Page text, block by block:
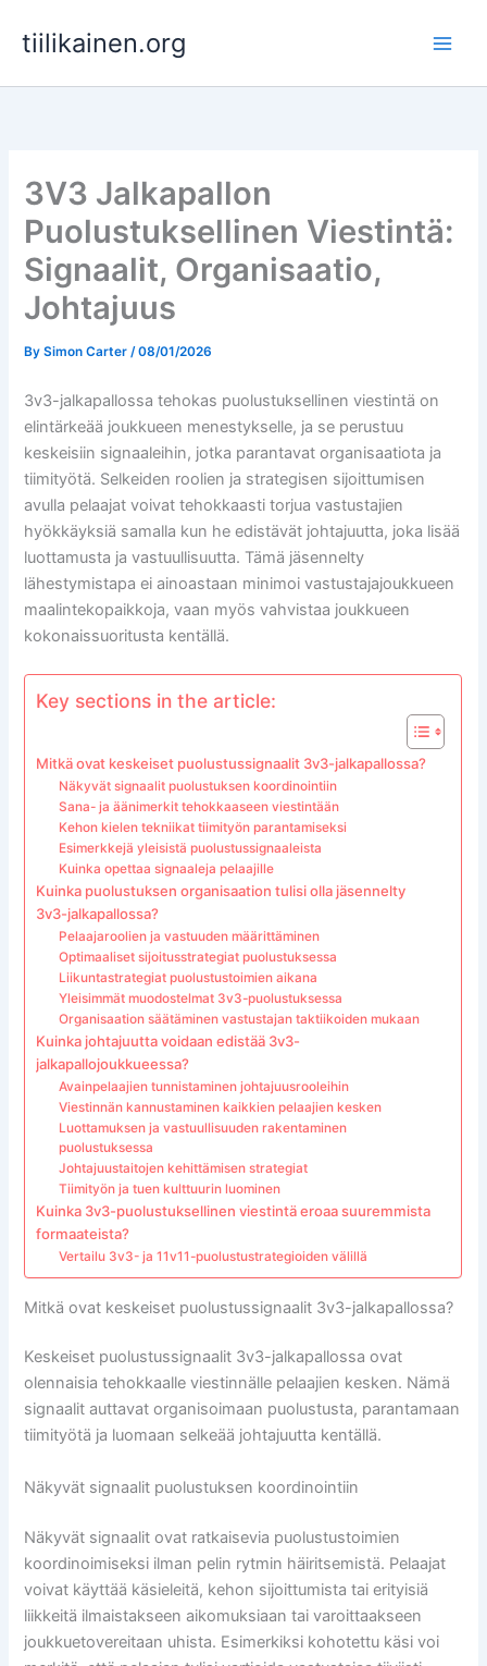
tiilikainen.org
3V3 Jalkapallon
Puolustuksellinen Viestintä:
Signaalit, Organisaatio,
Johtajuus
BySimon Carter/08/01/2026
3v3-jalkapallossa tehokas puolustuksellinen viestintä on
elintärkeää joukkueen menestykselle, ja se perustuu
keskeisiin signaaleihin, jotka parantavat organisaatiota ja
tiimityötä. Selkeiden roolien ja strategisen sijoittumisen
avulla pelaajat voivat tehokkaasti torjua vastustajien
hyökkäyksiä samalla kun he edistävät johtajuutta, joka lisää
luottamusta ja vastuullisuutta. Tämä jäsennelty
lähestymistapa ei ainoastaan minimoi vastustajajoukkueen
maalintekopaikkoja, vaan myös vahvistaa joukkueen
kokonaissuoritusta kentällä.
Key sections in the article:
Mitkä ovat keskeiset puolustussignaalit 3v3-jalkapallossa?
Näkyvät signaalit puolustuksen koordinointiin
Sana- ja äänimerkit tehokkaaseen viestintään
Kehon kielen tekniikat tiimityön parantamiseksi
Esimerkkejä yleisistä puolustussignaaleista
Kuinka opettaa signaaleja pelaajille
Kuinka puolustuksen organisaation tulisi olla jäsennelty
3v3-jalkapallossa?
Pelaajaroolien ja vastuuden määrittäminen
Optimaaliset sijoitusstrategiat puolustuksessa
Liikuntastrategiat puolustustoimien aikana
Yleisimmät muodostelmat 3v3-puolustuksessa
Organisaation säätäminen vastustajan taktiikoiden mukaan
Kuinka johtajuutta voidaan edistää 3v3-
jalkapallojoukkueessa?
Avainpelaajien tunnistaminen johtajuusrooleihin
Viestinnän kannustaminen kaikkien pelaajien kesken
Luottamuksen ja vastuullisuuden rakentaminen
puolustuksessa
Johtajuustaitojen kehittämisen strategiat
Tiimityön ja tuen kulttuurin luominen
Kuinka 3v3-puolustuksellinen viestintä eroaa suuremmista
formaateista?
Vertailu 3v3- ja 11v11-puolustustrategioiden välillä
Mitkä ovat keskeiset puolustussignaalit 3v3-jalkapallossa?
Keskeiset puolustussignaalit 3v3-jalkapallossa ovat
olennaisia tehokkaalle viestinnälle pelaajien kesken. Nämä
signaalit auttavat organisoimaan puolustusta, parantamaan
tiimityötä ja luomaan selkeää johtajuutta kentällä.
Näkyvät signaalit puolustuksen koordinointiin
Näkyvät signaalit ovat ratkaisevia puolustustoimien
koordinoimiseksi ilman pelin rytmin häiritsemistä. Pelaajat
voivat käyttää käsieleitä, kehon sijoittumista tai erityisiä
liikkeitä ilmaistakseen aikomuksiaan tai varoittaakseen
joukkuetovereitaan uhista. Esimerkiksi kohotettu käsi voi